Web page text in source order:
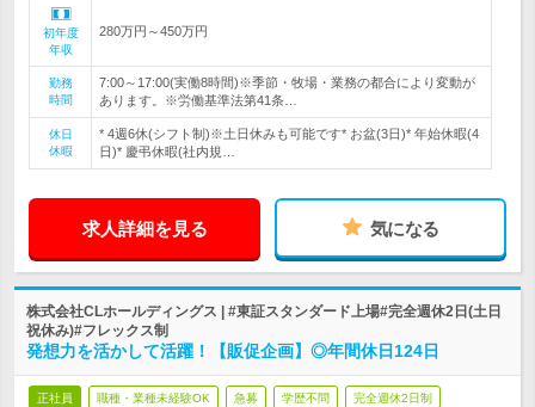
初年度
年収
280万円～450万円
勤務
時間
7:00～17:00(実働8時間)※季節・牧場・業務の都合により変動が
あります。※労働基準法第41条…
休日
休暇
* 4週6休(シフト制)※土日休みも可能です* お盆(3日)* 年始休暇(4
日)* 慶弔休暇(社内規…
求人詳細を見る 気になる
株式会社CLホールディングス | #東証スタンダード上場#完全週休2日(土日
祝休み)#フレックス制
発想力を活かして活躍！【販促企画】◎年間休日124日
正社員 職種・業種未経験OK 急募 学歴不問 完全週休2日制